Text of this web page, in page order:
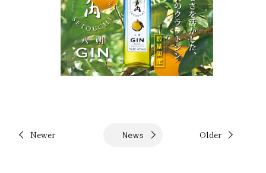
Newer News Older